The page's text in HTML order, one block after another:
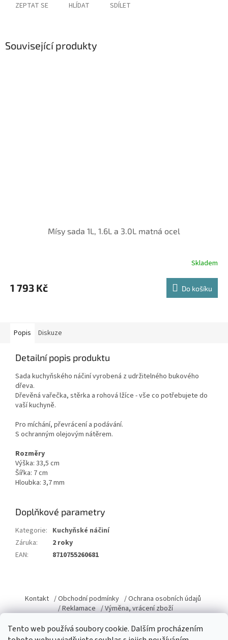
Tento web používá soubory cookie. Dalším procházením
ZEPTAT SE HLÍDAT SDÍLET
Související produkty
Mísy sada 1L, 1.6L a 3.0L matná ocel
Skladem
1 793 Kč Do košíku
Popis Diskuze
Detailní popis produktu
Sada kuchyňského náčiní vyrobená z udržitelného bukového
dřeva.
Dřevěná vařečka, stěrka a rohová lžíce - vše co potřebujete do
vaší kuchyně.
Pro míchání, převrácení a podávání.
S ochranným olejovým nátěrem.
Rozměry
Výška: 33,5 cm
Šířka: 7 cm
Hloubka: 3,7 mm
Doplňkové parametry
Kategorie: Kuchyňské náčiní
Záruka:
2 roky
EAN: 8710755260681
a
Kontakt / Obchodní podmínky / Ochrana osobních údajů
/ Reklamace / Výměna, vrácení zboží